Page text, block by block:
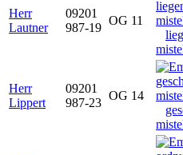
Herr
Lautner
09201
987-19
OG 11
Herr
Lippert
09201
987-23
OG 14